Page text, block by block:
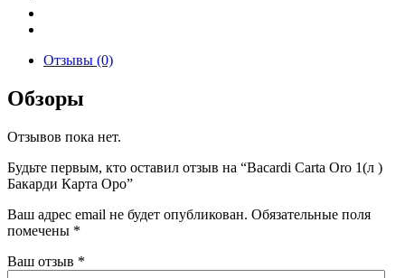
Отзывы (0)
Обзоры
Отзывов пока нет.
Будьте первым, кто оставил отзыв на “Bacardi Carta Oro 1(л )
Бакарди Карта Оро”
Ваш адрес email не будет опубликован. Обязательные поля
помечены *
Ваш отзыв *